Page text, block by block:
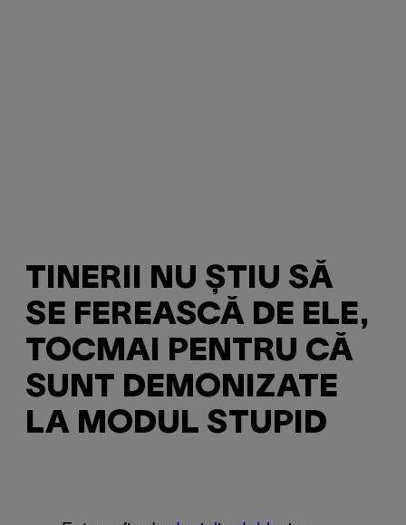
TINERII NU ȘTIU SĂ
SE FEREASCĂ DE ELE,
TOCMAI PENTRU CĂ
SUNT DEMONIZATE
LA MODUL STUPID